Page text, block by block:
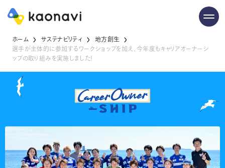
ホーム サステナビリティ
地方創生
選手が主体的に参加するワークショップを加え、今年度もキャリアオーナーシ
ップの取り組みを実施しました！